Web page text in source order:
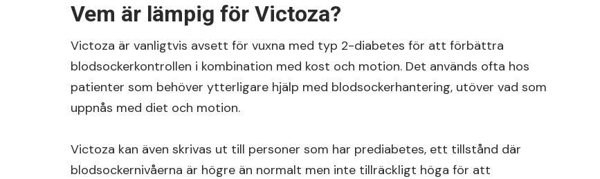
Vem är lämpig för Victoza?
Victoza är vanligtvis avsett för vuxna med typ 2-diabetes för att förbättra
blodsockerkontrollen i kombination med kost och motion. Det används ofta hos
patienter som behöver ytterligare hjälp med blodsockerhantering, utöver vad som
uppnås med diet och motion.
Victoza kan även skrivas ut till personer som har prediabetes, ett tillstånd där
blodsockernivåerna är högre än normalt men inte tillräckligt höga för att